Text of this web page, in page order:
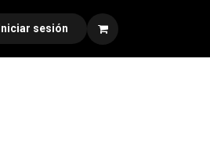
Iniciar sesión